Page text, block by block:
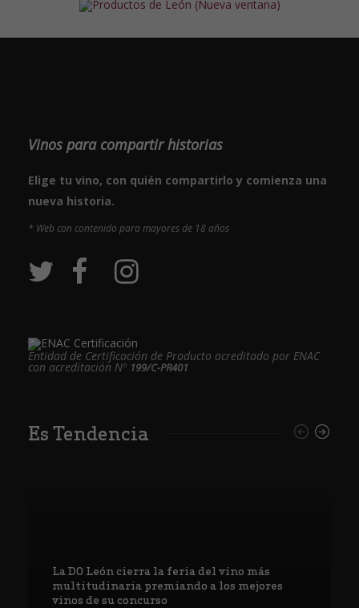
Vinos para compartir historias
Elige tu vino, con quién compartirlo y comienza una
nueva historia.
* Web con contenido para mayores de 18 años
Entidad de Certificación de Producto acreditado por ENAC
con acreditación Nº 199/C-PR401
Es Tendencia
La DO León cierra la feria del vino más
multitudinaria premiando a los mejores
vinos de su concurso